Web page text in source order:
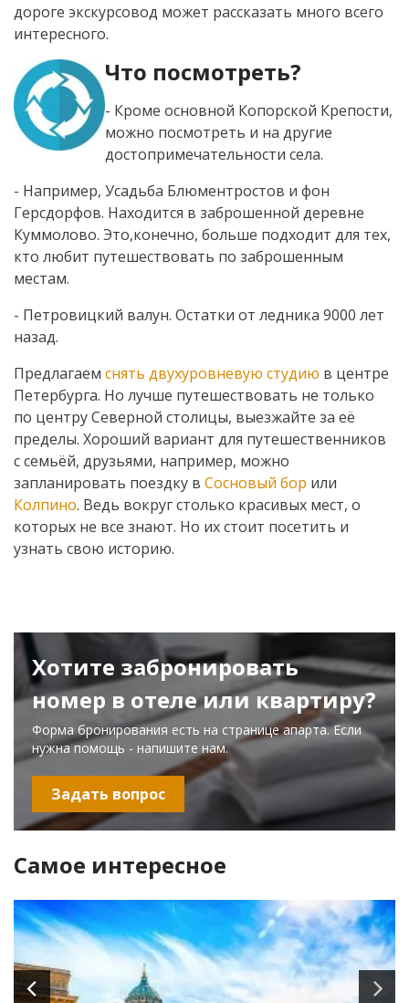
дороге экскурсовод может рассказать много всего
интересного.
Что посмотреть?
- Кроме основной Копорской Крепости,
можно посмотреть и на другие
достопримечательности села.
- Например, Усадьба Блюментростов и фон
Герсдорфов. Находится в заброшенной деревне
Куммолово. Это,конечно, больше подходит для тех,
кто любит путешествовать по заброшенным
местам.
- Петровицкий валун. Остатки от ледника 9000 лет
назад.
Предлагаем снять двухуровневую студию в центре
Петербурга. Но лучше путешествовать не только
по центру Северной столицы, выезжайте за её
пределы. Хороший вариант для путешественников
с семьёй, друзьями, например, можно
запланировать поездку в Сосновый бор или
Колпино. Ведь вокруг столько красивых мест, о
которых не все знают. Но их стоит посетить и
узнать свою историю.
Хотите забронировать
номер в отеле или квартиру?
Форма бронирования есть на странице апарта. Если
нужна помощь - напишите нам.
Задать вопрос
Самое интересное